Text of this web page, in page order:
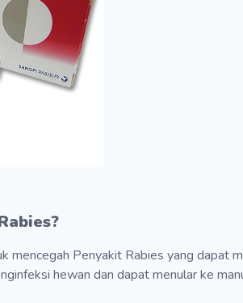
mencegah Penyakit Rabies yang dapat
hewan dan dapat menular ke